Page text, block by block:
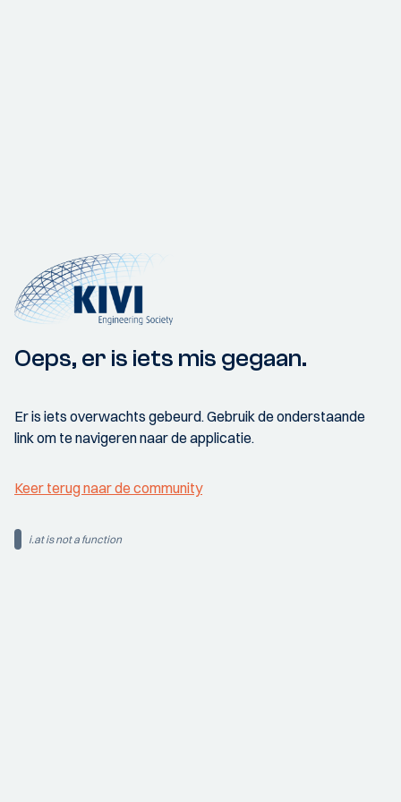
Oeps, er is iets mis gegaan.
Er is iets overwachts gebeurd. Gebruik de onderstaande
link om te navigeren naar de applicatie.
Keer terug naar de community
i.at is not a function